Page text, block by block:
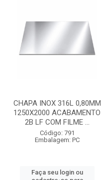
CHAPA INOX 316L 0,80MM
1250X2000 ACABAMENTO
2B LF COM FILME ...
Código: 791
Embalagem: PC
Faça seu login ou